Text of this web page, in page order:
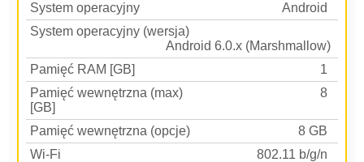
System operacyjny
Android
System operacyjny (wersja)
Android 6.0.x (Marshmallow)
Pamięć RAM [GB]
1
Pamięć wewnętrzna (max)
[GB]
8
Pamięć wewnętrzna (opcje)
8 GB
Wi-Fi
802.11 b/g/n